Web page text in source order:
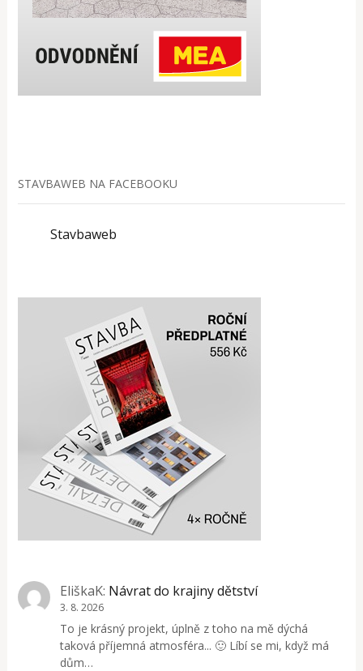
STAVBAWEB NA FACEBOOKU
Stavbaweb
EliškaK: Návrat do krajiny dětství
3. 8. 2026
To je krásný projekt, úplně z toho na mě dýchá
taková příjemná atmosféra... 🙂 Líbí se mi, když má
dům…